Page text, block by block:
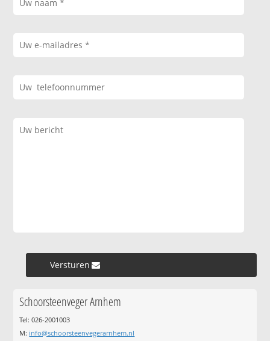
Versturen »
Schoorsteenveger Arnhem
Tel: 026-2001003
M: info@schoorsteenvegerarnhem.nl